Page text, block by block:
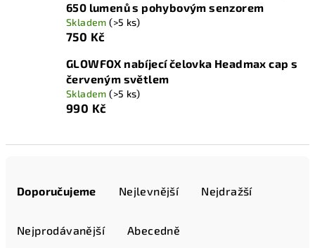
650 lumenů s pohybovým senzorem
Skladem(>5 ks)
750 Kč
GLOWFOX nabíjecí čelovka Headmax cap s
červeným světlem
Skladem(>5 ks)
990 Kč
Doporučujeme Nejlevnější Nejdražší
Nejprodávanější Abecedně